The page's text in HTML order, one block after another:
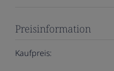
Preisinformation
Kaufpreis: